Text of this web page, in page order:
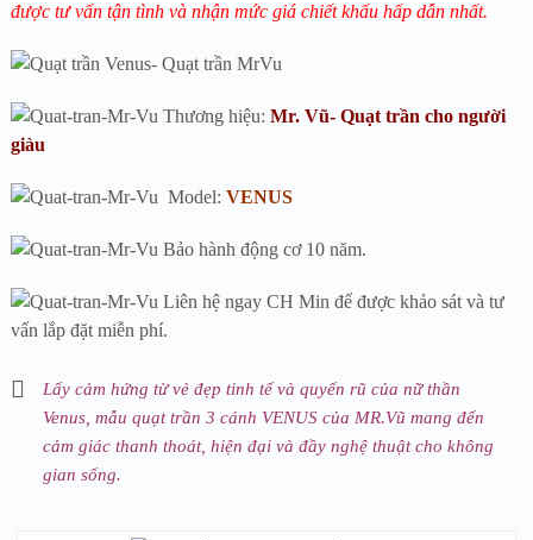
được tư vấn tận tình và nhận mức giá chiết khấu hấp dẫn nhất.
Thương hiệu: Mr. Vũ- Quạt trần cho người
giàu
Model: VENUS
Bảo hành động cơ 10 năm.
Liên hệ ngay CH Min để được khảo sát và tư
vấn lắp đặt miễn phí.
Lấy cảm hứng từ vẻ đẹp tinh tế và quyến rũ của nữ thần
Venus, mẫu quạt trần 3 cánh VENUS của MR.Vũ mang đến
cảm giác thanh thoát, hiện đại và đầy nghệ thuật cho không
gian sống.